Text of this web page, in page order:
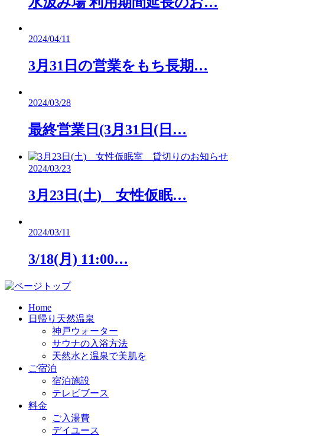
2024/04/11
3月31日の営業をもち長期…
2024/03/28
最終営業日(3月31日(日…
2024/03/23
3月23日(土) 女性仮眠…
2024/03/11
3/18(月) 11:00…
Home
日帰り天然温泉
神戸ウォーター
サウナの入浴方法
天然水と温泉で美肌を
ご宿泊
宿泊施設
テレビブース
料金
ご入湯費
デイユース